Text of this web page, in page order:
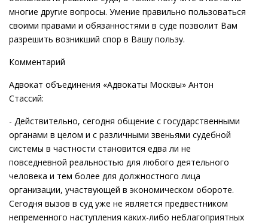
многие другие вопросы. Умение правильно пользоваться
своими правами и обязанностями в суде позволит Вам
разрешить возникший спор в Вашу пользу.
Комментарий
Адвокат объединения «Адвокаты Москвы» Антон
Стассий:
- Действительно, сегодня общение с государственными
органами в целом и с различными звеньями судебной
системы в частности становится едва ли не
повседневной реальностью для любого деятельного
человека и тем более для должностного лица
организации, участвующей в экономическом обороте.
Сегодня вызов в суд уже не является предвестником
непременного наступления каких-либо неблагоприятных